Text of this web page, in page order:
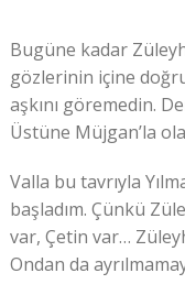
Bugüne kadar
gözlerinin içine
aşkını göremedin.
Üstüne Müjgan’la
Valla bu tavrıyla
başladım. Çünkü
var, Çetin var…
Ondan da